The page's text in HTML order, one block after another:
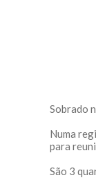
Sobrado
Numa
para
São 3